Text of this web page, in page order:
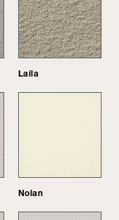
Laila
Nolan